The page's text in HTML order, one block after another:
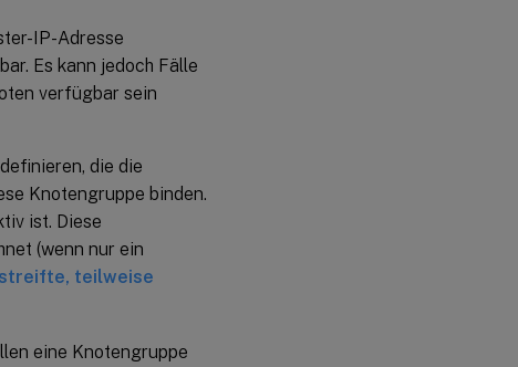
IP-Adresse
Es kann jedoch Fälle
verfügbar sein
die die
Knotengruppe binden.
ist. Diese
(wenn nur ein
teilweise
eine Knotengruppe